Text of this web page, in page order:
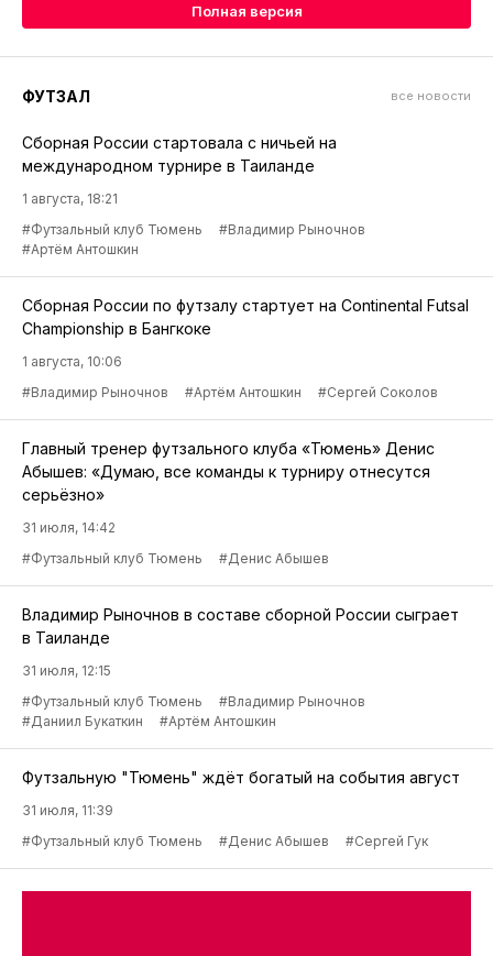
Полная версия
ФУТЗАЛ все новости
Сборная России стартовала с ничьей на
международном турнире в Таиланде
1 августа, 18:21
#Футзальный клуб Тюмень
#Владимир Рыночнов
#Артём Антошкин
Сборная России по футзалу стартует на Continental Futsal
Championship в Бангкоке
1 августа, 10:06
#Владимир Рыночнов
#Артём Антошкин #Сергей Соколов
Главный тренер футзального клуба «Тюмень» Денис
Абышев: «Думаю, все команды к турниру отнесутся
серьёзно»
31 июля, 14:42
#Футзальный клуб Тюмень
#Денис Абышев
Владимир Рыночнов в составе сборной России сыграет
в Таиланде
31 июля, 12:15
#Футзальный клуб Тюмень
#Владимир Рыночнов
#Даниил Букаткин
#Артём Антошкин
Футзальную "Тюмень" ждёт богатый на события август
31 июля, 11:39
#Футзальный клуб Тюмень
#Денис Абышев #Сергей Гук